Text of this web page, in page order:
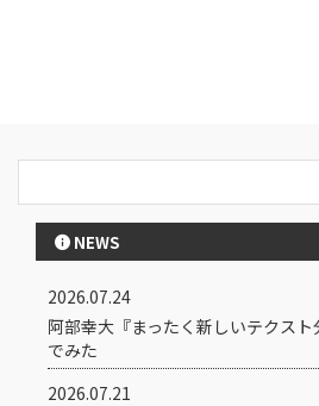
NEWS
2026.07.24
阿部幸大『まったく新しいテクス
でみた
2026.07.21